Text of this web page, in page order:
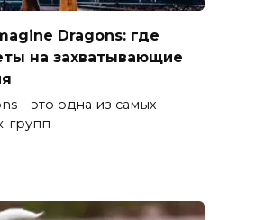
Dragons: где
на захватывающие
– это одна из самых
групп